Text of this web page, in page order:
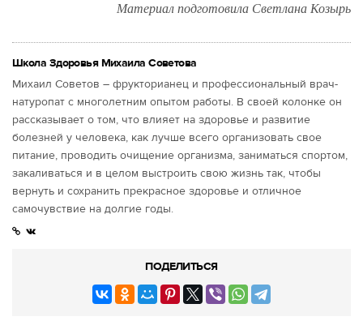
Материал подготовила Светлана Козырь
Школа Здоровья Михаила Советова
Михаил Советов – фрукторианец и профессиональный врач-
натуропат с многолетним опытом работы. В своей колонке он
рассказывает о том, что влияет на здоровье и развитие
болезней у человека, как лучше всего организовать свое
питание, проводить очищение организма, заниматься спортом,
закаливаться и в целом выстроить свою жизнь так, чтобы
вернуть и сохранить прекрасное здоровье и отличное
самочувствие на долгие годы.
ПОДЕЛИТЬСЯ